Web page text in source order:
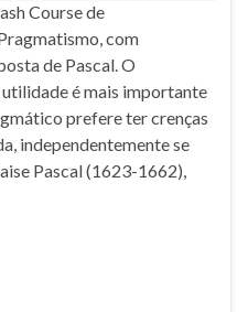
Course de
com
de Pascal. O
é mais importante
prefere ter crenças
independentemente se
Pascal (1623-1662),